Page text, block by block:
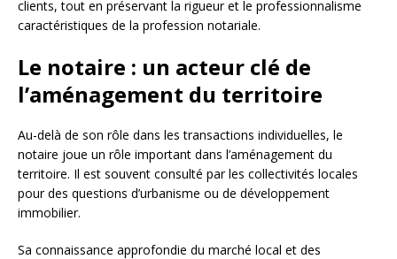
clients, tout en préservant la rigueur et le professionnalisme
caractéristiques de la profession notariale.
Le notaire : un acteur clé de
l’aménagement du territoire
Au-delà de son rôle dans les transactions individuelles, le
notaire joue un rôle important dans l’aménagement du
territoire. Il est souvent consulté par les collectivités locales
pour des questions d’urbanisme ou de développement
immobilier.
Sa connaissance approfondie du marché local et des